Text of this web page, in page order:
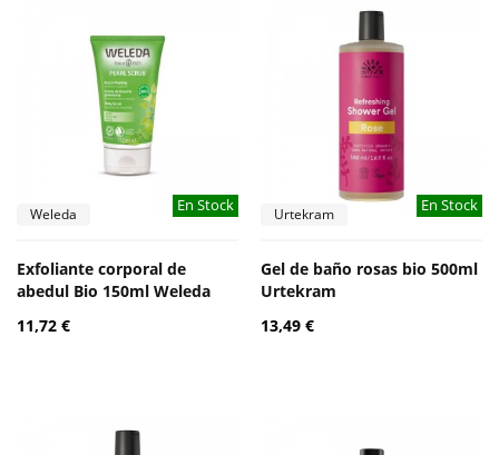
En Stock
Weleda
Exfoliante corporal de
abedul Bio 150ml Weleda
11,72 €
En Stock
Urtekram
Gel de baño rosas bio 500ml
Urtekram
13,49 €